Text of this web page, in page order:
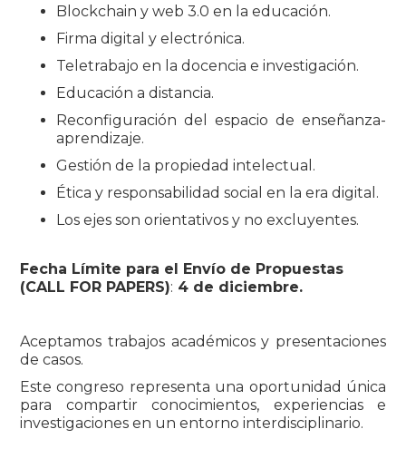
Blockchain y web 3.0 en la educación.
Firma digital y electrónica.
Teletrabajo en la docencia e investigación.
Educación a distancia.
Reconfiguración del espacio de enseñanza-
aprendizaje.
Gestión de la propiedad intelectual.
Ética y responsabilidad social en la era digital.
Los ejes son orientativos y no excluyentes.
Fecha Límite para el Envío de Propuestas
(CALL FOR PAPERS): 4 de diciembre.
Aceptamos trabajos académicos y presentaciones
de casos.
Este congreso representa una oportunidad única
para compartir conocimientos, experiencias e
investigaciones en un entorno interdisciplinario.